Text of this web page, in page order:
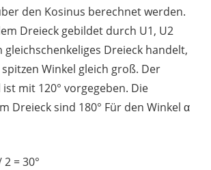
den Kosinus berechnet werden.
Dreieck gebildet durch U1, U2
gleichschenkeliges Dreieck handelt,
Winkel gleich groß. Der
mit 120° vorgegeben. Die
Dreieck sind 180° Für den Winkel α
2 = 30°